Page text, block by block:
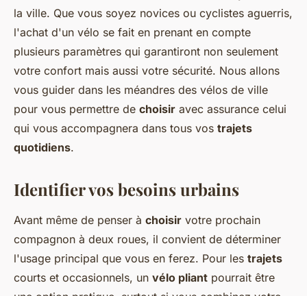
la ville. Que vous soyez novices ou cyclistes aguerris,
l'achat d'un vélo se fait en prenant en compte
plusieurs paramètres qui garantiront non seulement
votre confort mais aussi votre sécurité. Nous allons
vous guider dans les méandres des vélos de ville
pour vous permettre de choisir avec assurance celui
qui vous accompagnera dans tous vos trajets
quotidiens.
Identifier vos besoins urbains
Avant même de penser à choisir votre prochain
compagnon à deux roues, il convient de déterminer
l'usage principal que vous en ferez. Pour les trajets
courts et occasionnels, un vélo pliant pourrait être